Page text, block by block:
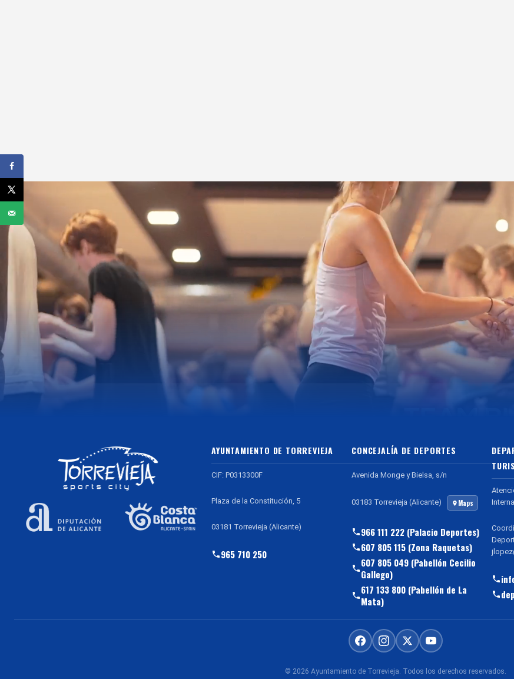
AYUNTAMIENTO DE TORREVIEJA
CIF: P0313300F
Plaza de la Constitución, 5
03181 Torrevieja (Alicante)
965 710 250
CONCEJALÍA DE DEPORTES
Avenida Monge y Bielsa, s/n
03183 Torrevieja (Alicante) Maps
966 111 222 (Palacio Deportes)
607 805 115 (Zona Raquetas)
607 805 049 (Pabellón Cecilio
Gallego)
617 133 800 (Pabellón de La
Mata)
© 2026 Ayuntamiento de Torrevieja. Todos los derechos reservados.